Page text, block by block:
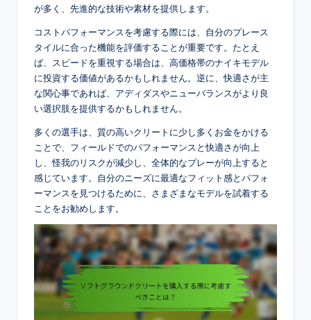
が多く、先進的な技術や素材を提供します。
コストパフォーマンスを考慮する際には、自分のプレース
タイルに合った機能を評価することが重要です。たとえ
ば、スピードを重視する場合は、高価格帯のナイキモデル
に投資する価値があるかもしれません。逆に、快適さが主
な関心事であれば、アディダスやニューバランスがより良
い選択肢を提供するかもしれません。
多くの選手は、質の高いクリートに少し多くお金をかける
ことで、フィールドでのパフォーマンスと快適さが向上
し、怪我のリスクが減少し、全体的なプレーが向上すると
感じています。自分のニーズに最適なフィット感とパフォ
ーマンスを見つけるために、さまざまなモデルを試着する
ことをお勧めします。